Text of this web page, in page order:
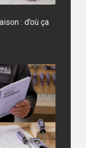
: d’où ça